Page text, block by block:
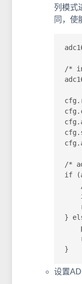
列模式
同，使
/*
/*
if
}
}
设置